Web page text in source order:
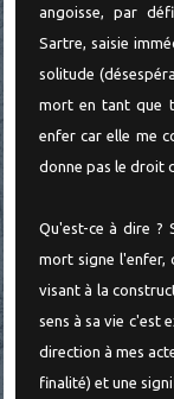
angoisse, par
Sartre, saisie
solitude
mort en tant que
enfer car elle me
donne pas le droit
Qu'est-ce à dire ?
mort signe l'enfer,
visant à la
sens à sa vie c'est
direction à mes
finalité) et une